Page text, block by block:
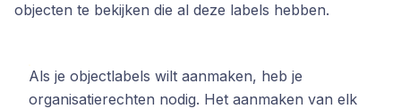
objecten te bekijken die al deze labels hebben.
Als je objectlabels wilt aanmaken, heb je
organisatierechten nodig. Het aanmaken van elk